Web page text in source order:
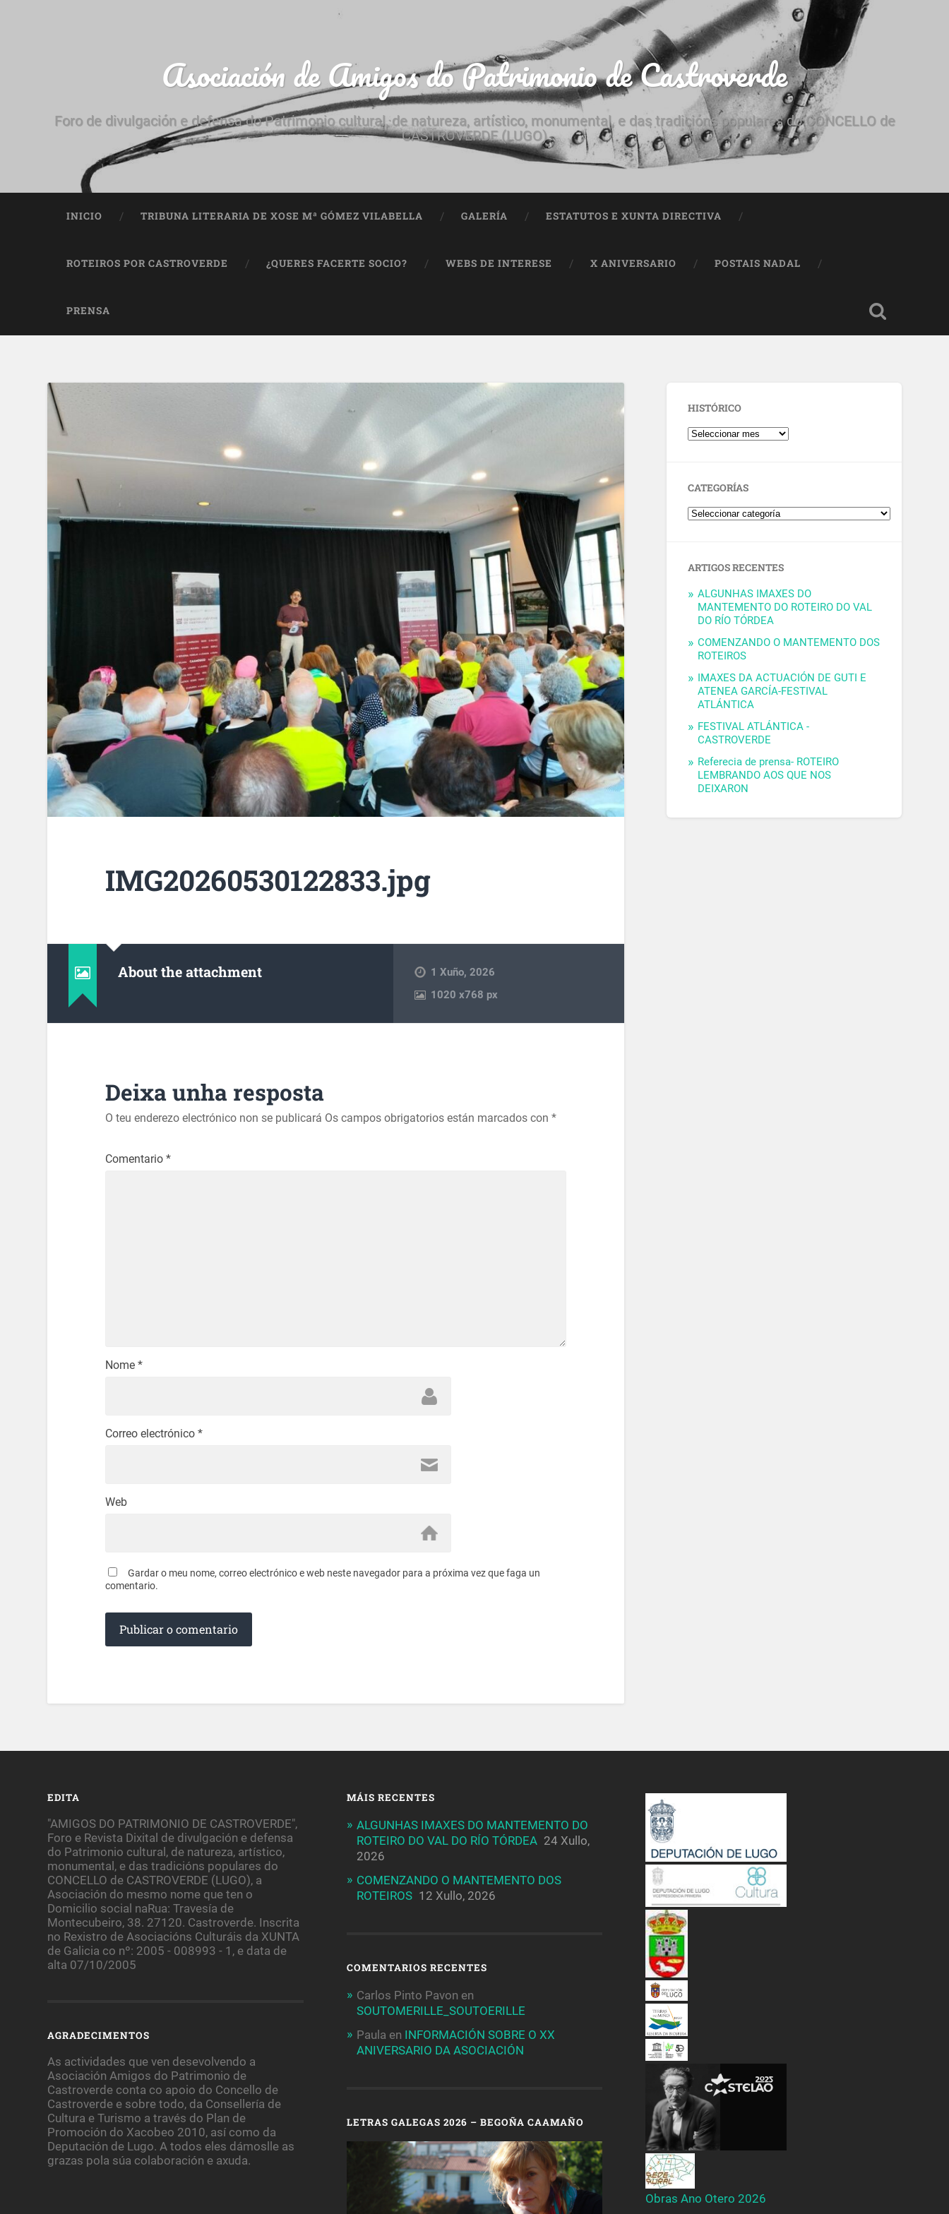
Asociación de Amigos do Patrimonio de Castroverde
Foro de divulgación e defensa do Patrimonio cultural, de natureza, artístico, monumental, e das tradicións populares do CONCELLO de
CASTROVERDE (LUGO)
INICIO TRIBUNA LITERARIA DE XOSE Mª GÓMEZ VILABELLA GALERÍA ESTATUTOS E XUNTA DIRECTIVA
ROTEIROS POR CASTROVERDE ¿QUERES FACERTE SOCIO? WEBS DE INTERESE X ANIVERSARIO POSTAIS NADAL
PRENSA
IMG20260530122833.jpg
About the attachment
1 Xuño, 2026
1020x768 px
Deixa unha resposta
O teu enderezo electrónico non se publicará Os campos obrigatorios están marcados con *
Comentario *
Nome *
Correo electrónico *
Web
Gardar o meu nome, correo electrónico e web neste navegador para a próxima vez que faga un
comentario.
HISTÓRICO
CATEGORÍAS
ARTIGOS RECENTES
ALGUNHAS IMAXES DO
MANTEMENTO DO ROTEIRO DO VAL
DO RÍO TÓRDEA
COMENZANDO O MANTEMENTO DOS
ROTEIROS
IMAXES DA ACTUACIÓN DE GUTI E
ATENEA GARCÍA-FESTIVAL
ATLÁNTICA
FESTIVAL ATLÁNTICA -
CASTROVERDE
Referecia de prensa- ROTEIRO
LEMBRANDO AOS QUE NOS
DEIXARON
EDITA
"AMIGOS DO PATRIMONIO DE CASTROVERDE",
Foro e Revista Dixital de divulgación e defensa
do Patrimonio cultural, de natureza, artístico,
monumental, e das tradicións populares do
CONCELLO de CASTROVERDE (LUGO), a
Asociación do mesmo nome que ten o
Domicilio social naRua: Travesía de
Montecubeiro, 38. 27120. Castroverde. Inscrita
no Rexistro de Asociacións Culturáis da XUNTA
de Galicia co nº: 2005 - 008993 - 1, e data de
alta 07/10/2005
AGRADECIMENTOS
As actividades que ven desevolvendo a
Asociación Amigos do Patrimonio de
Castroverde conta co apoio do Concello de
Castroverde e sobre todo, da Consellería de
Cultura e Turismo a través do Plan de
Promoción do Xacobeo 2010, así como da
Deputación de Lugo. A todos eles dámoslle as
grazas pola súa colaboración e axuda.
MÁIS RECENTES
ALGUNHAS IMAXES DO MANTEMENTO DO
ROTEIRO DO VAL DO RÍO TÓRDEA 24 Xullo,
2026
COMENZANDO O MANTEMENTO DOS
ROTEIROS 12 Xullo, 2026
COMENTARIOS RECENTES
Carlos Pinto Pavon en
SOUTOMERILLE_SOUTOERILLE
Paula en INFORMACIÓN SOBRE O XX
ANIVERSARIO DA ASOCIACIÓN
LETRAS GALEGAS 2026 – BEGOÑA CAAMAÑO
Obras Ano Otero 2026